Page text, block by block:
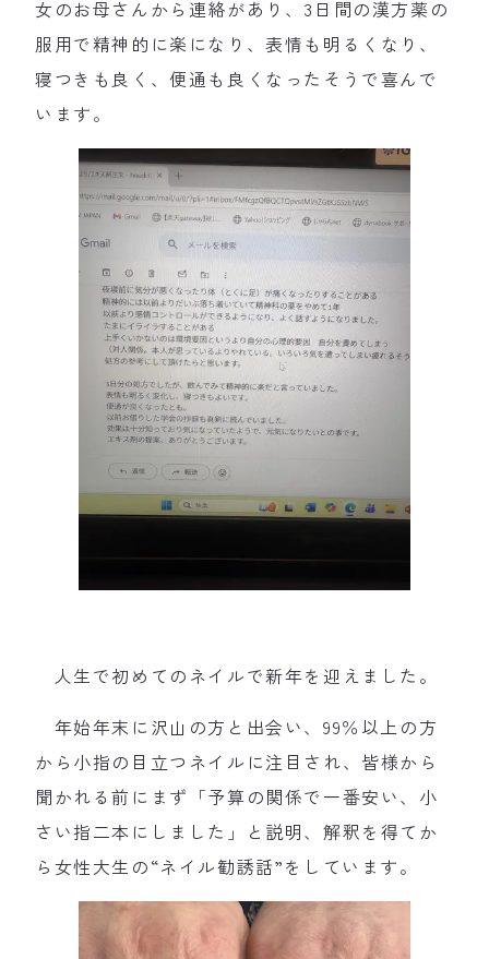
女のお母さんから連絡があり、3日間の漢方薬の
服用で精神的に楽になり、表情も明るくなり、
寝つきも良く、便通も良くなったそうで喜んで
います。
人生で初めてのネイルで新年を迎えました。
年始年末に沢山の方と出会い、99％以上の方
から小指の目立つネイルに注目され、皆様から
聞かれる前にまず「予算の関係で一番安い、小
さい指二本にしました」と説明、解釈を得てか
ら女性大生の“ネイル勧誘話”をしています。